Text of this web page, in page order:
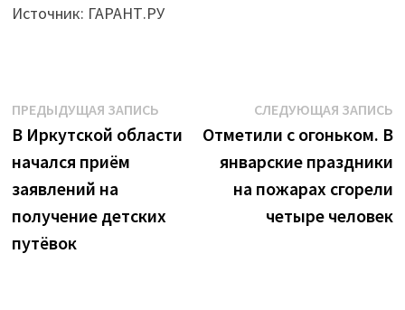
Источник: ГАРАНТ.РУ
Навигация
по
записям
ПРЕДЫДУЩАЯ ЗАПИСЬПредыдущая
запись:
В Иркутской области
начался приём
заявлений на
получение детских
путёвок
СЛЕДУЮЩАЯ ЗАПИСЬ
Отметили с огоньком. В
январские праздники
на пожарах сгорели
четыре человек